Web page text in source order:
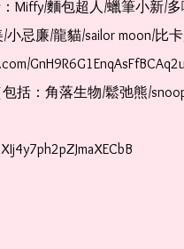
Miffy/麵包超人/蠟筆小新/多
忌廉/龍貓/sailor moon/比
括：角落生物/鬆弛熊/